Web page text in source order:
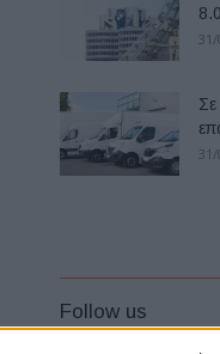
31/
31/
Follow us